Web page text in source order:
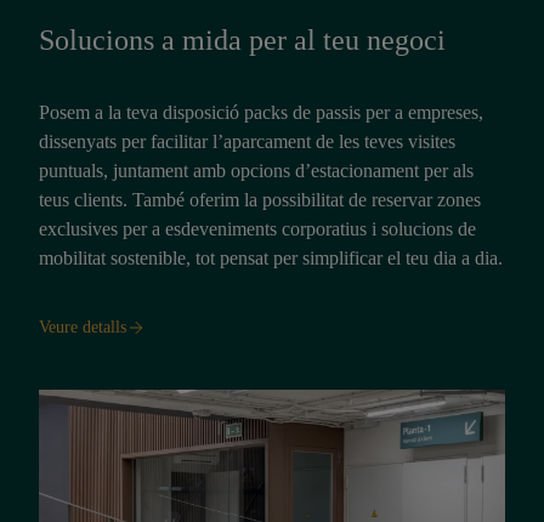
Solucions a mida per al teu negoci
Posem a la teva disposició packs de passis per a empreses,
dissenyats per facilitar l’aparcament de les teves visites
puntuals, juntament amb opcions d’estacionament per als
teus clients. També oferim la possibilitat de reservar zones
exclusives per a esdeveniments corporatius i solucions de
mobilitat sostenible, tot pensat per simplificar el teu dia a dia.
Veure detalls